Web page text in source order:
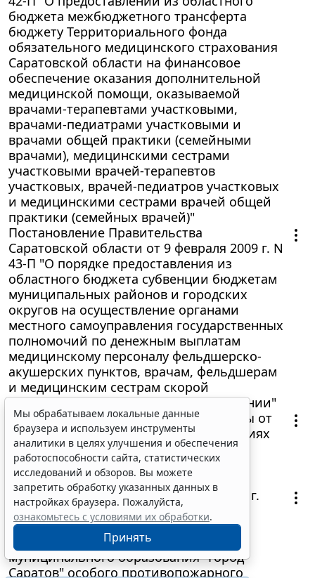
бюджета межбюджетного трансферта
бюджету Территориального фонда
обязательного медицинского страхования
Саратовской области на финансовое
обеспечение оказания дополнительной
медицинской помощи, оказываемой
врачами-терапевтами участковыми,
врачами-педиатрами участковыми и
врачами общей практики (семейными
врачами), медицинскими сестрами
участковыми врачей-терапевтов
участковых, врачей-педиатров участковых
и медицинскими сестрами врачей общей
практики (семейных врачей)"
Постановление Правительства
Саратовской области от 9 февраля 2009 г. N
43-П "О порядке предоставления из
областного бюджета субвенции бюджетам
муниципальных районов и городских
округов на осуществление органами
местного самоуправления государственных
полномочий по денежным выплатам
медицинскому персоналу фельдшерско-
акушерских пунктов, врачам, фельдшерам
и медицинским сестрам скорой
медицинской помощи и ее расходовании"
Решение Саратовской городской Думы от
29 января 2009 г. N 36-398 "О Положениях
об администрациях районов
муниципального образования "Город
Саратов"
Постановление главы администрации г.
Саратова от 30 января 2009 г. N 30 "Об
утверждении Положения о порядке
установления на территории
муниципального образования "Город
Саратов" особого противопожарного
Мы обрабатываем локальные данные
браузера и используем инструменты
аналитики в целях улучшения и обеспечения
работоспособности сайта, статистических
исследований и обзоров. Вы можете
запретить обработку указанных данных в
настройках браузера. Пожалуйста,
ознакомьтесь с условиями их обработки.
Принять